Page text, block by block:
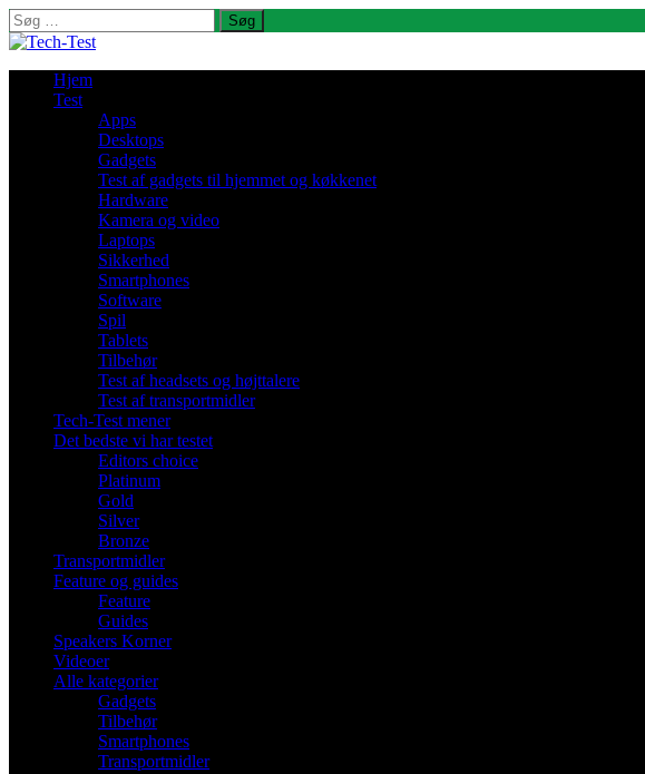
Søg
efter:
Hjem
Test
Apps
Desktops
Gadgets
Test af gadgets til hjemmet og køkkenet
Hardware
Kamera og video
Laptops
Sikkerhed
Smartphones
Software
Spil
Tablets
Tilbehør
Test af headsets og højttalere
Test af transportmidler
Tech-Test mener
Det bedste vi har testet
Editors choice
Platinum
Gold
Silver
Bronze
Transportmidler
Feature og guides
Feature
Guides
Speakers Korner
Videoer
Alle kategorier
Gadgets
Tilbehør
Smartphones
Transportmidler